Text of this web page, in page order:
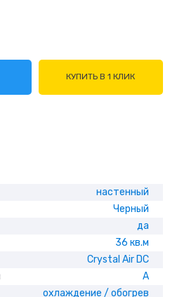
КУПИТЬ В 1 КЛИК
настенный
Черный
да
36 кв.м
Crystal Air DC
A
охлаждение / обогрев